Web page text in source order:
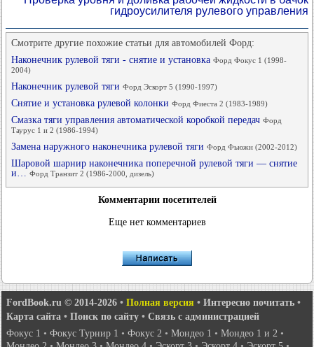
гидроусилителя рулевого управления
Смотрите другие похожие статьи для автомобилей Форд:
Наконечник рулевой тяги - снятие и установка Форд Фокус 1 (1998-
2004)
Наконечник рулевой тяги Форд Эскорт 5 (1990-1997)
Снятие и установка рулевой колонки Форд Фиеста 2 (1983-1989)
Смазка тяги управления автоматической коробкой передач Форд
Таурус 1 и 2 (1986-1994)
Замена наружного наконечника рулевой тяги Форд Фьюжн (2002-2012)
Шаровой шарнир наконечника поперечной рулевой тяги — снятие
и… Форд Транзит 2 (1986-2000, дизель)
Комментарии посетителей
Еще нет комментариев
FordBook.ru © 2014-2026 • Полная версия • Интересно почитать •
Карта сайта • Поиск по сайту • Связь с администрацией
Фокус 1 • Фокус Турнир 1 • Фокус 2 • Мондео 1 • Мондео 1 и 2 •